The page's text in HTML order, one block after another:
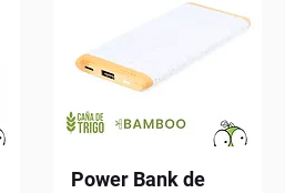
Power Bank de